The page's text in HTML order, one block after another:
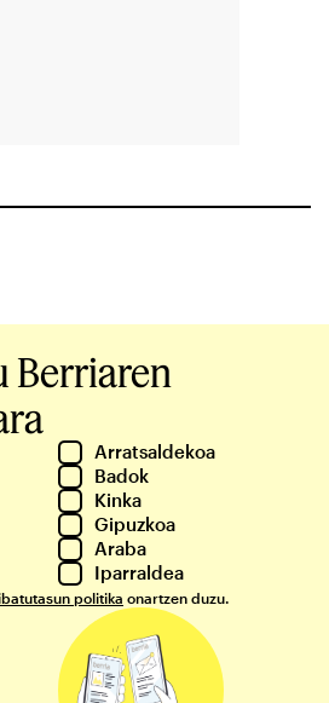
Berriaren
Arratsaldekoa
Badok
Kinka
Gipuzkoa
Araba
Iparraldea
politika onartzen duzu.